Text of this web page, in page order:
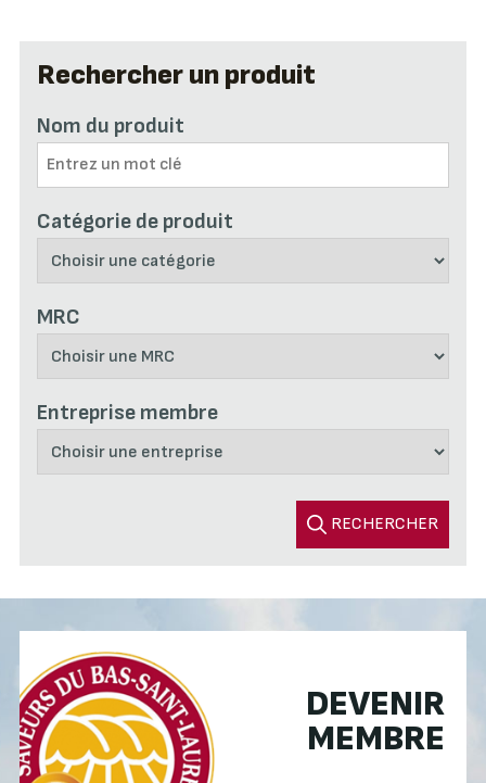
Rechercher un produit
Nom du produit
Catégorie de produit
MRC
Entreprise membre
RECHERCHER
DEVENIR
MEMBRE